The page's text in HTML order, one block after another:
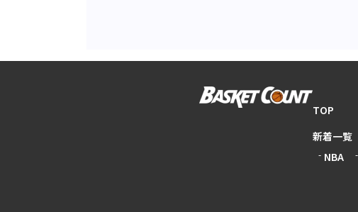
TOP
新着一覧
NBA